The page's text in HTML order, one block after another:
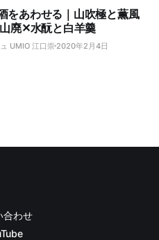
をあわせる｜山吹極と薫風
廃✕水酛と白羊羹
UMIO 江口崇 2020年2月4日
合わせ